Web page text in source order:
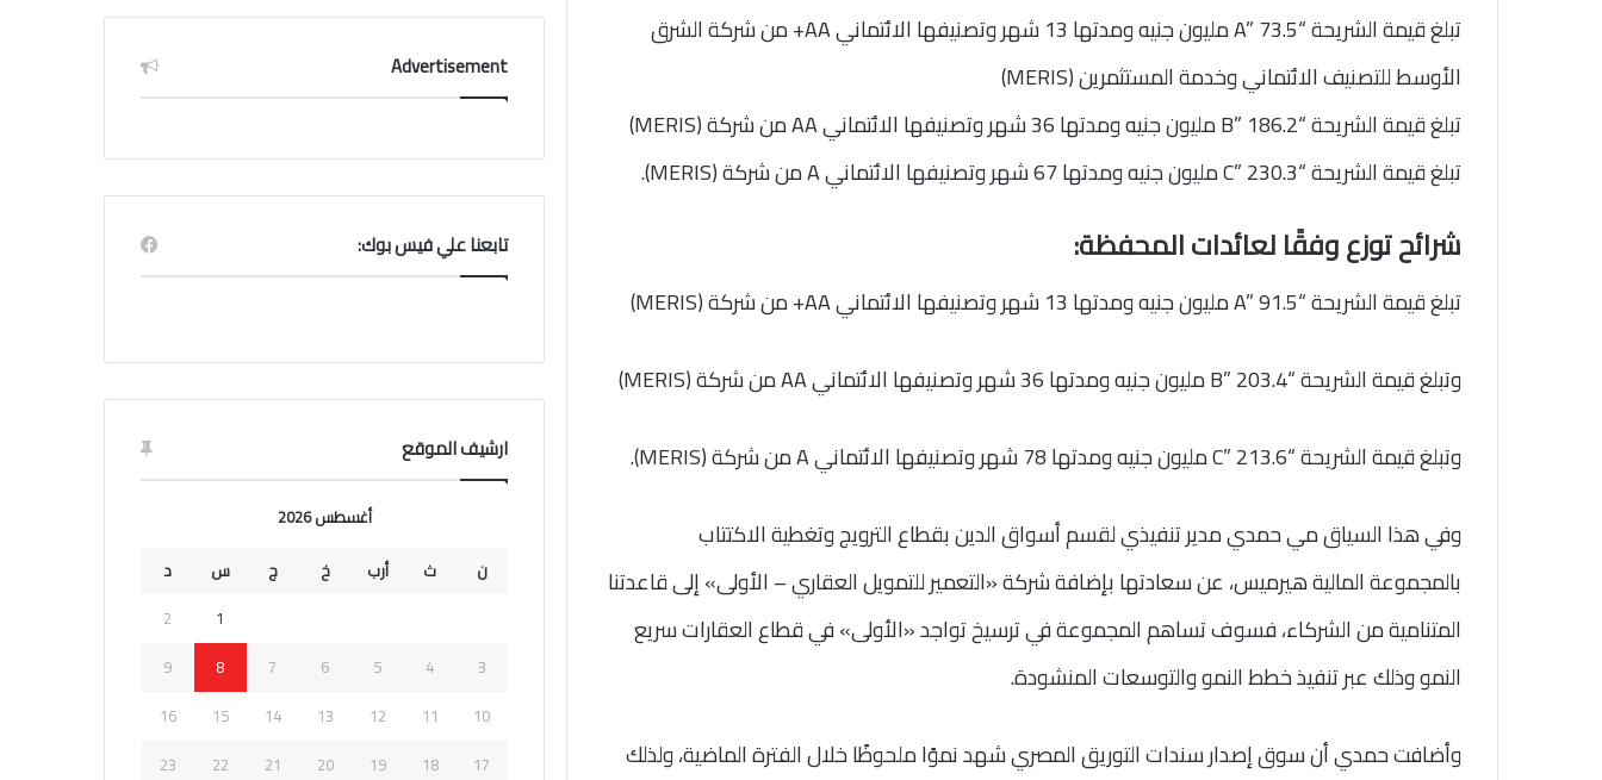
تبلغ قيمة الشريحة “A” 73.5 مليون جنيه ومدتها 13 شهر وتصنيفها الائتماني AA+ من شركة الشرق
الأوسط للتصنيف الائتماني وخدمة المستثمرين (MERIS)
تبلغ قيمة الشريحة “B” 186.2 مليون جنيه ومدتها 36 شهر وتصنيفها الائتماني AA من شركة (MERIS)
تبلغ قيمة الشريحة “C” 230.3 مليون جنيه ومدتها 67 شهر وتصنيفها الائتماني A من شركة (MERIS).
شرائح توزع وفقًا لعائدات المحفظة:
تبلغ قيمة الشريحة “A” 91.5 مليون جنيه ومدتها 13 شهر وتصنيفها الائتماني AA+ من شركة (MERIS)
وتبلغ قيمة الشريحة “B” 203.4 مليون جنيه ومدتها 36 شهر وتصنيفها الائتماني AA من شركة (MERIS)
وتبلغ قيمة الشريحة “C” 213.6 مليون جنيه ومدتها 78 شهر وتصنيفها الائتماني A من شركة (MERIS).
وفي هذا السياق مي حمدي مدير تنفيذي لقسم أسواق الدين بقطاع الترويج وتغطية الاكتتاب
بالمجموعة المالية هيرميس، عن سعادتها بإضافة شركة «التعمير للتمويل العقاري – الأولى» إلى قاعدتنا
المتنامية من الشركاء، فسوف تساهم المجموعة في ترسيخ تواجد «الأولى» في قطاع العقارات سريع
النمو وذلك عبر تنفيذ خطط النمو والتوسعات المنشودة.
وأضافت حمدي أن سوق إصدار سندات التوريق المصري شهد نموًا ملحوظًا خلال الفترة الماضية، ولذلك
Advertisement
تابعنا علي فيس بوك:
ارشيف الموقع
أغسطس 2026
ن
ث أرب خ ج س
د
1
2
3
4
5
6
7
8
9
10
11
12
13
14
15
16
17
18
19
20
21
22
23